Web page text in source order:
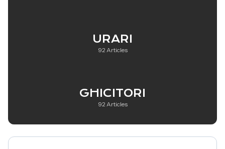
URARI
92 Articles
GHICITORI
92 Articles